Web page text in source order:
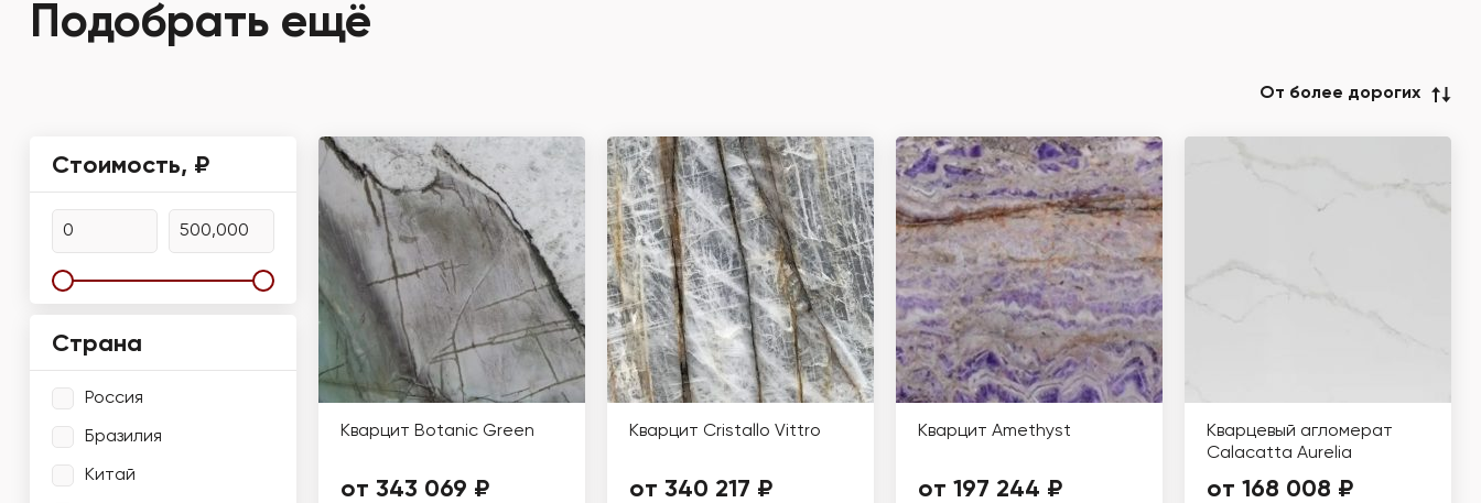
Подобрать ещё
От более дорогих
Кварцит Botanic Green
от 343 069 ₽
Кварцит Cristallo Vittro
от 340 217 ₽
Кварцит Amethyst
от 197 244 ₽
Кварцевый агломерат
Calacatta Aurelia
от 168 008 ₽
Стоимость, ₽
Страна
Россия
Бразилия
Китай